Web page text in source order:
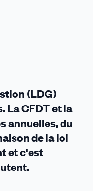
(LDG)
CFDT et la
annuelles, du
de la loi
et c'est